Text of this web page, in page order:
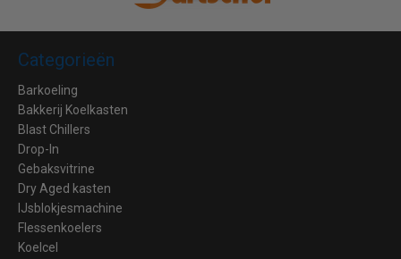
Categorieën
Barkoeling
Bakkerij Koelkasten
Blast Chillers
Drop-In
Gebaksvitrine
Dry Aged kasten
IJsblokjesmachine
Flessenkoelers
Koelcel